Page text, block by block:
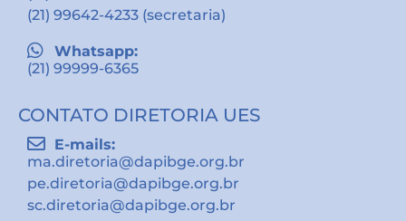
(21) 99642-4233 (secretaria)
Whatsapp:
(21) 99999-6365
CONTATO DIRETORIA UES
E-mails:
ma.diretoria@dapibge.org.br
pe.diretoria@dapibge.org.br
sc.diretoria@dapibge.org.br